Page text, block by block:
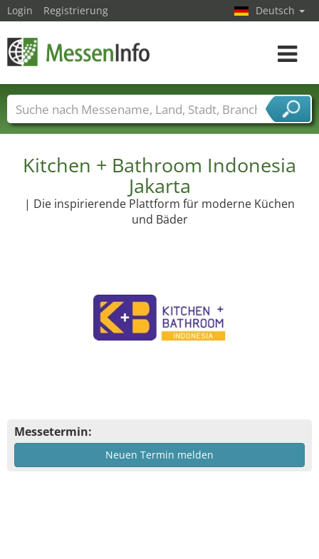
Kitchen + Bathroom Indonesia
Jakarta
| Die inspirierende Plattform für moderne Küchen
und Bäder
Messetermin:
Neuen Termin melden
Login Registrierung Deutsch
Toggle
Messenamen Länder Städte
Branchen